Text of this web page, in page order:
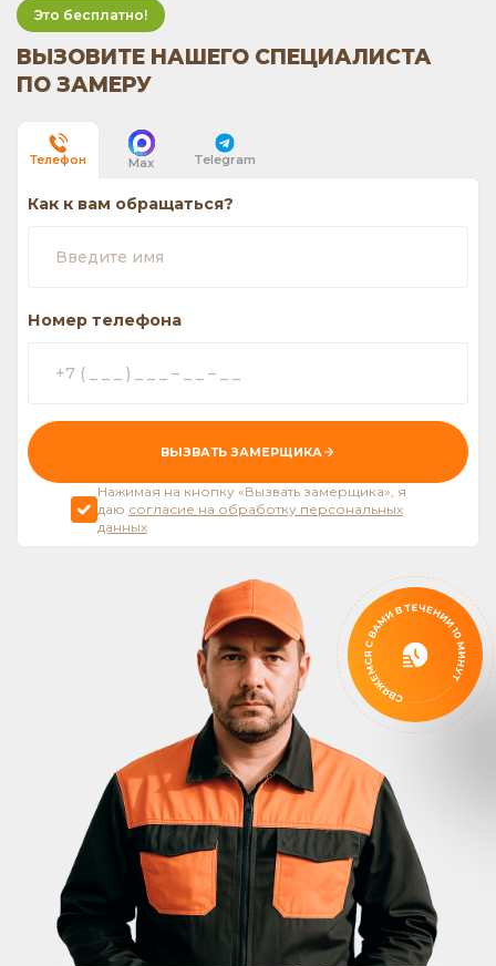
Это бесплатно!
ВЫЗОВИТЕ НАШЕГО СПЕЦИАЛИСТА
ПО ЗАМЕРУ
Телефон Max Telegram
Как к вам обращаться?
Номер телефона
ВЫЗВАТЬ ЗАМЕРЩИКА
Нажимая на кнопку «Вызвать замерщика», я
даю согласие на обработку персональных
данных